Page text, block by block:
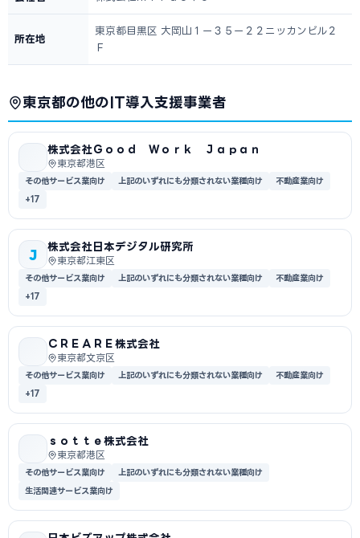
所在地
東京都目黒区 大岡山１ー３５ー２２ニッカンビル２
Ｆ
東京都の他のIT導入支援事業者
株式会社Ｇｏｏｄ Ｗｏｒｋ Ｊａｐａｎ
東京都港区
その他サービス業向け 上記のいずれにも分類されない業種向け
不動産業向け
+17
J
株式会社日本デジタル研究所
東京都江東区
その他サービス業向け 上記のいずれにも分類されない業種向け
不動産業向け
+17
ＣＲＥＡＲＥ株式会社
東京都文京区
その他サービス業向け 上記のいずれにも分類されない業種向け
不動産業向け
+17
ｓｏｔｔｅ株式会社
東京都港区
その他サービス業向け
上記のいずれにも分類されない業種向け
生活関連サービス業向け